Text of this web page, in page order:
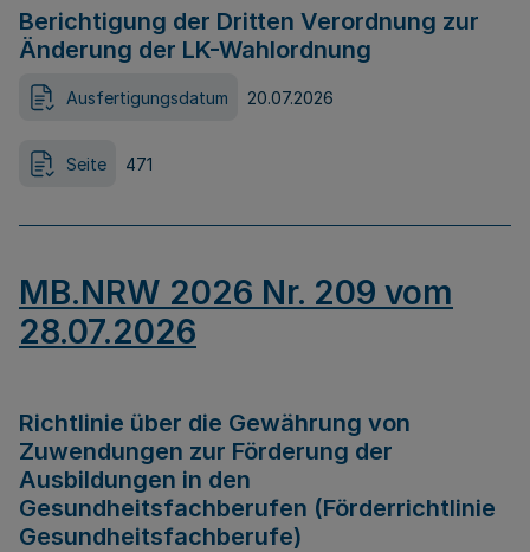
Berichtigung der Dritten Verordnung zur
Änderung der LK-Wahlordnung
Ausfertigungsdatum 20.07.2026
Seite 471
MB.NRW 2026 Nr. 209 vom
28.07.2026
Richtlinie über die Gewährung von
Zuwendungen zur Förderung der
Ausbildungen in den
Gesundheitsfachberufen (Förderrichtlinie
Gesundheitsfachberufe)